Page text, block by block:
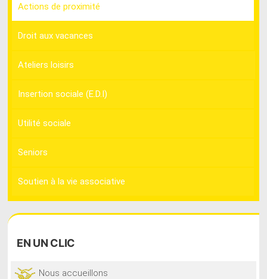
Actions de proximité
Droit aux vacances
Ateliers loisirs
Insertion sociale (E.D.I)
Utilité sociale
Seniors
Soutien à la vie associative
EN UN CLIC
Nous accueillons